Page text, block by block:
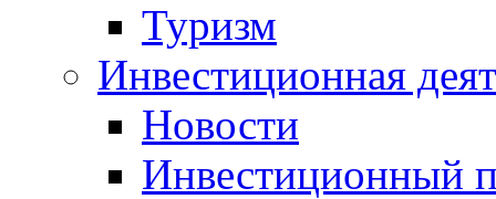
Туризм
Инвестиционная
Новости
Инвестиционный